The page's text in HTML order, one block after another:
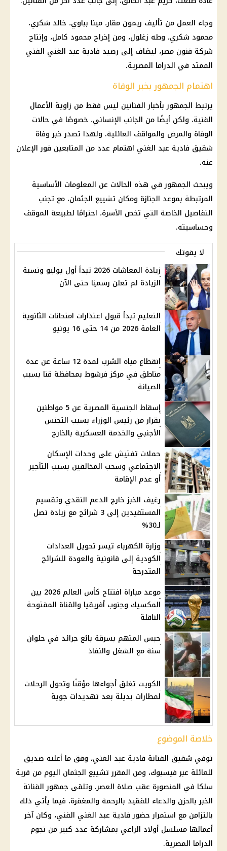
وجاء العمل من تأليف ريمون مقار، مينا بباوي، خالد شكري،
محمود شكري، وطه زغلول، ومن إخراج محمود كامل، وإنتاج
شركة فنون مصر، ليضاف إلى رصيد فادية عبد الغني الفني
الممتد في الدراما المصرية.
اهتمام الجمهور بخبر الوفاة
يرتبط الجمهور بأخبار الفنانين ليس فقط من زاوية الأعمال
الفنية، ولكن أيضًا من الجانب الإنساني، خصوصًا في حالات
الوفاة والمرض والمواقف العائلية. ولهذا تصدر خبر وفاة
شقيق فادية عبد الغني اهتمام عدد من المتابعين فور الإعلان
عنه.
ويبحث الجمهور في هذه الحالات عن المعلومات الأساسية
المرتبطة بموعد الجنازة ومكان تشييع الجثمان، مع تجنب
التفاصيل الخاصة التي تخص الأسرة، احترامًا لطبيعة الموقف
وحساسيته.
لا يفوتك
زيادة المعاشات 2026 تبدأ أول يوليو ونسبة
الزيادة لم تعلن رسميًا حتى الآن
التعليم تبدأ قبول اعتذارات امتحانات الثانوية
العامة 2026 من 14 حتى 16 يونيو
انقطاع مياه الشرب لمدة 12 ساعة عن عدة
مناطق في مركز فرشوط بمحافظة قنا بسبب
الصيانة
إسقاط الجنسية المصرية عن 5 مواطنين
بقرار من رئيس الوزراء بسبب التجنس
الأجنبي والخدمة العسكرية بالخارج
حملات تفتيش على وحدات الإسكان
الاجتماعي وسحب المخالفين بسبب التأجير
أو عدم الإقامة
رغيف الخبز خارج الدعم النقدي وتقسيم
المستفيدين إلى 3 شرائح مع زيادة تصل
لـ30%
وزارة الكهرباء تيسر تحويل العدادات
الكودية إلى قانونية والعودة للشرائح
المتدرجة
موعد مباراة افتتاح كأس العالم 2026 بين
المكسيك وجنوب أفريقيا والقناة المفتوحة
الناقلة
حبس المتهم بسرقة بائع جرائد في حلوان
سنة مع الشغل والنفاذ
الكويت تغلق أجواءها مؤقتًا وتحول الرحلات
لمطارات بديلة بعد تهديدات جوية
خلاصة الموضوع
توفي شقيق الفنانة فادية عبد الغني، وفق ما أعلنه صديق
للعائلة عبر فيسبوك، ومن المقرر تشييع الجثمان اليوم من قرية
سلكا في المنصورة عقب صلاة العصر. وتلقى جمهور الفنانة
الخبر بالحزن والدعاء للفقيد بالرحمة والمغفرة، فيما يأتي ذلك
بالتزامن مع استمرار حضور فادية عبد الغني الفني، وكان آخر
أعمالها مسلسل أولاد الراعي بمشاركة عدد كبير من نجوم
الدراما المصرية.